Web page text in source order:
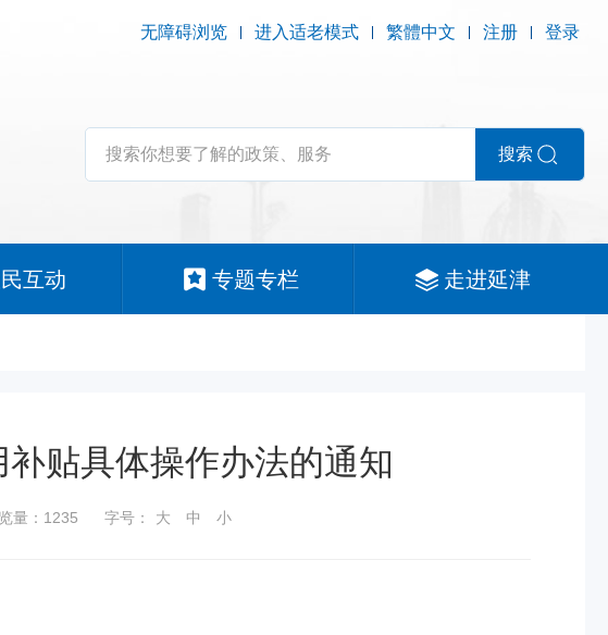
无障碍浏览 进入适老模式 繁體中文 注册 登录
搜索
互动 专题专栏 走进延津
贴具体操作办法的通知
量：1235 字号： 大 中 小